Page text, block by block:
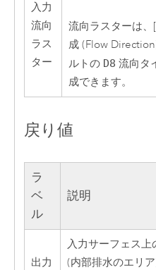
入力
流向
ラス
ター
流向ラスターは、
成 (Flow
ルトの D8 流向タ
成できます。
戻り値
ラ
ベ
ル
説明
出力
入力サーフェス上
(内部排水のエリ